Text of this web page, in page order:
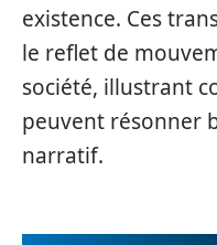
existence. Ces
le reflet de
société, illustrant
peuvent résonner
narratif.